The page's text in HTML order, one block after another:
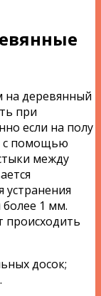
на деревянный
при
если на полу
с помощью
между
1 мм.
происходить
досок;